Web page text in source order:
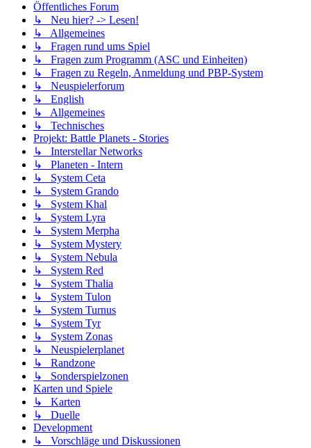
Öffentliches Forum
↳ Neu hier? -> Lesen!
↳ Allgemeines
↳ Fragen rund ums Spiel
↳ Fragen zum Programm (ASC und Einheiten)
↳ Fragen zu Regeln, Anmeldung und PBP-System
↳ Neuspielerforum
↳ English
↳ Allgemeines
↳ Technisches
Projekt: Battle Planets - Stories
↳ Interstellar Networks
↳ Planeten - Intern
↳ System Ceta
↳ System Grando
↳ System Khal
↳ System Lyra
↳ System Merpha
↳ System Mystery
↳ System Nebula
↳ System Red
↳ System Thalia
↳ System Tulon
↳ System Turnus
↳ System Tyr
↳ System Zonas
↳ Neuspielerplanet
↳ Randzone
↳ Sonderspielzonen
Karten und Spiele
↳ Karten
↳ Duelle
Development
↳ Vorschläge und Diskussionen